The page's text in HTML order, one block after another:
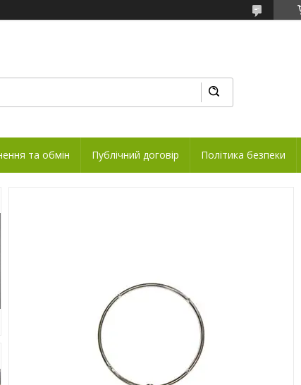
та обмін Публічний договір Політика безпеки